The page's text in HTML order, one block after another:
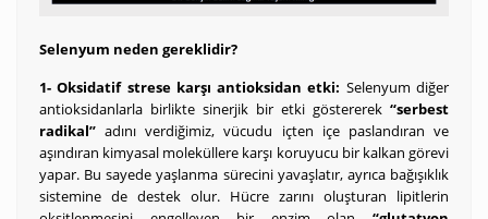
Selenyum neden gereklidir?
1- Oksidatif strese karşı antioksidan etki: Selenyum diğer
antioksidanlarla birlikte sinerjik bir etki göstererek “serbest
radikal” adını verdiğimiz, vücudu içten içe paslandıran ve
aşındıran kimyasal moleküllere karşı koruyucu bir kalkan görevi
yapar. Bu sayede yaşlanma sürecini yavaşlatır, ayrıca bağışıklık
sistemine de destek olur. Hücre zarını oluşturan lipitlerin